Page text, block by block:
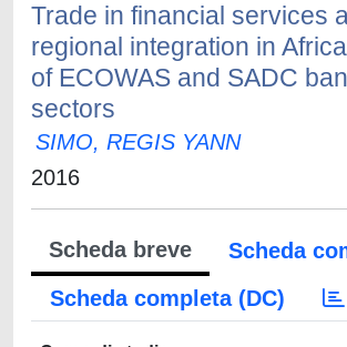
Trade in financial services
regional integration in
of ECOWAS and SADC
sectors
SIMO, REGIS YANN
2016
Scheda breve
Scheda
Scheda completa (DC)